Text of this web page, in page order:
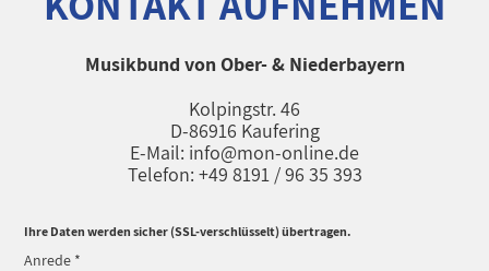
Musikbund von Ober- & Niederbayern
Kolpingstr. 46
D-86916 Kaufering
E-Mail: info@mon-online.de
Telefon: +49 8191 / 96 35 393
Ihre Daten werden sicher (SSL-verschlüsselt) übertragen.
Anrede *